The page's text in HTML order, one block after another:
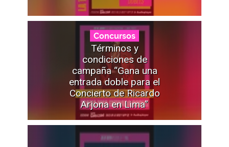
Concursos
Términos y
condiciones de
campaña “Gana una
entrada doble para el
Concierto de Ricardo
Arjona en Lima”